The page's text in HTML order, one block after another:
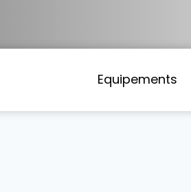
Equipements